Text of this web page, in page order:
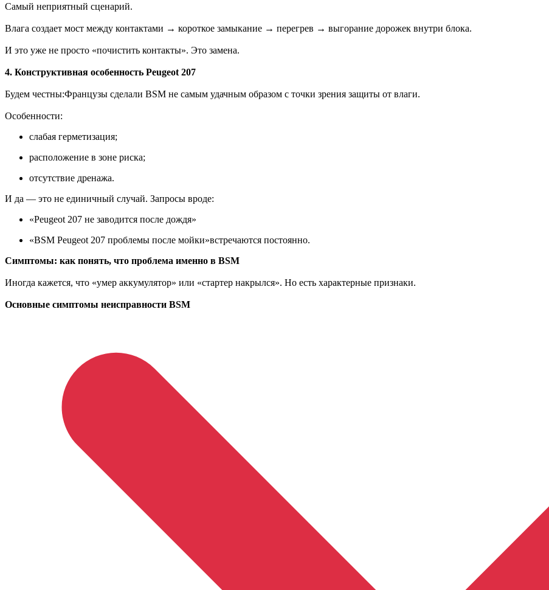
Самый неприятный сценарий.
Влага создает мост между контактами → короткое замыкание → перегрев → выгорание дорожек внутри блока.
И это уже не просто «почистить контакты». Это замена.
4. Конструктивная особенность Peugeot 207
Будем честны:Французы сделали BSM не самым удачным образом с точки зрения защиты от влаги.
Особенности:
слабая герметизация;
расположение в зоне риска;
отсутствие дренажа.
И да — это не единичный случай. Запросы вроде:
«Peugeot 207 не заводится после дождя»
«BSM Peugeot 207 проблемы после мойки»встречаются постоянно.
Симптомы: как понять, что проблема именно в BSM
Иногда кажется, что «умер аккумулятор» или «стартер накрылся». Но есть характерные признаки.
Основные симптомы неисправности BSM